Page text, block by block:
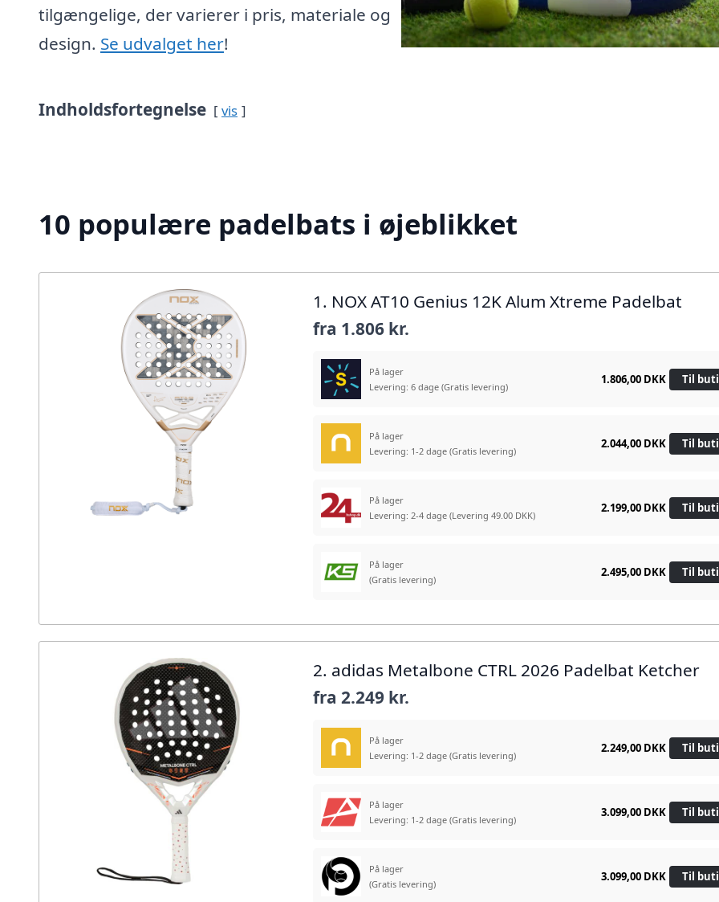
tilgængelige, der varierer i pris, materiale og
design. Se udvalget her!
Indholdsfortegnelse vis
10 populære padelbats i øjeblikket
1. NOX AT10 Genius 12K Alum Xtreme Padelbat
fra 1.806 kr.
På lager
Levering: 6 dage(Gratis levering)
1.806,00 DKK Til
På lager
Levering: 1-2 dage(Gratis levering)
2.044,00 DKK Til
På lager
Levering: 2-4 dage(Levering 49.00 DKK)
2.199,00 DKK Til
På lager
(Gratis levering)
2.495,00 DKK Til
2. adidas Metalbone CTRL 2026 Padelbat Ketcher
fra2.249 kr.
På lager
Levering: 1-2 dage(Gratis levering)
2.249,00 DKK Til
På lager
Levering: 1-2 dage(Gratis levering)
3.099,00 DKK Til
På lager
(Gratis levering)
3.099,00 DKK Til